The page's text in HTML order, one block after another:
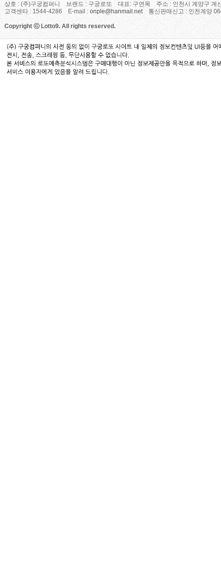
상호 : (주)구궁컴퍼니 브랜드 : 구궁로또 대표: 구연목 주소 : 인천시 계양구 계
고객센타 : 1544-4286 E-mail : onple@hanmail.net통신판매신고 : 인천계양
Copyright ⓒ Lotto9. All rights reserved.